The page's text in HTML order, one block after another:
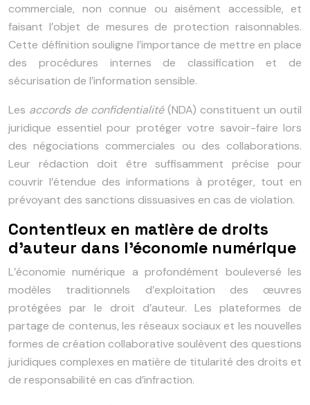
commerciale, non connue ou aisément accessible, et
faisant l’objet de mesures de protection raisonnables.
Cette définition souligne l’importance de mettre en place
des procédures internes de classification et de
sécurisation de l’information sensible.
Les accords de confidentialité(NDA) constituent un outil
juridique essentiel pour protéger votre savoir-faire lors
des négociations commerciales ou des collaborations.
Leur rédaction doit être suffisamment précise pour
couvrir l’étendue des informations à protéger, tout en
prévoyant des sanctions dissuasives en cas de violation.
Contentieux en matière de droits
d’auteur dans l’économie numérique
L’économie numérique a profondément bouleversé les
modèles traditionnels d’exploitation des œuvres
protégées par le droit d’auteur. Les plateformes de
partage de contenus, les réseaux sociaux et les nouvelles
formes de création collaborative soulèvent des questions
juridiques complexes en matière de titularité des droits et
de responsabilité en cas d’infraction.